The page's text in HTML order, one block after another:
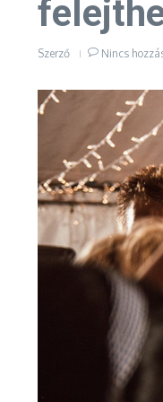
Szerző Nincs